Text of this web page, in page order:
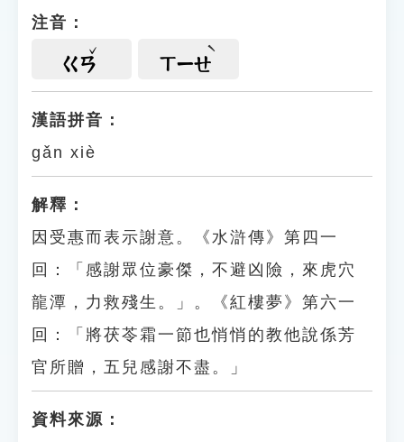
注音：
ㄍㄢ ㄒㄧㄝ
漢語拼音：
gǎn xiè
解釋：
因受惠而表示謝意。《水滸傳》第四一
回：「感謝眾位豪傑，不避凶險，來虎穴
龍潭，力救殘生。」。《紅樓夢》第六一
回：「將茯苓霜一節也悄悄的教他說係芳
官所贈，五兒感謝不盡。」
資料來源：